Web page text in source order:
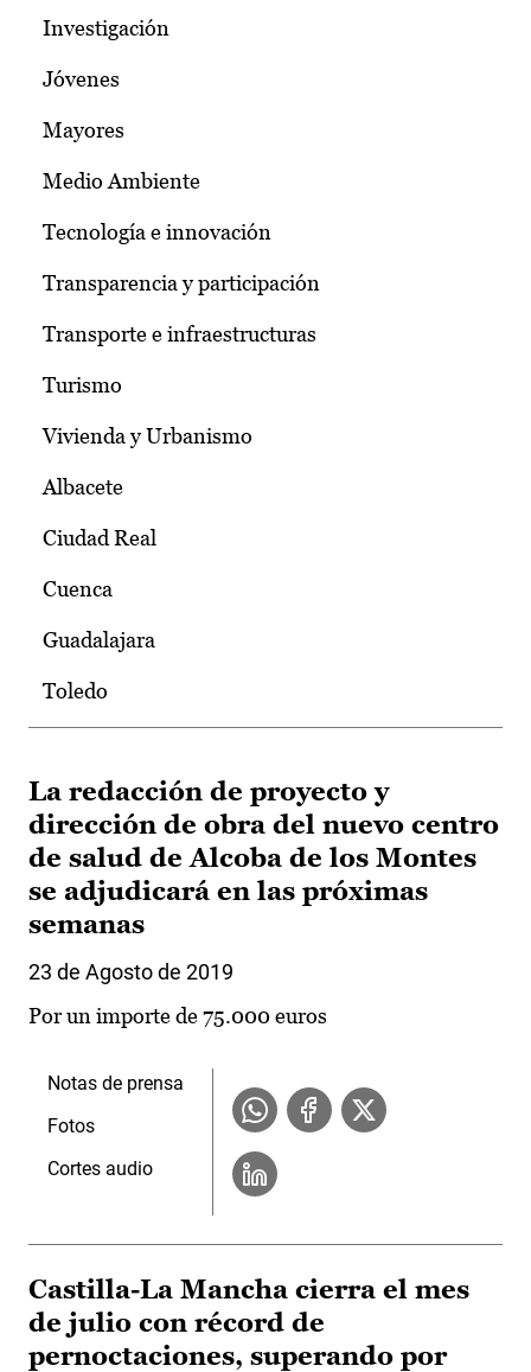
Investigación
Jóvenes
Mayores
Medio Ambiente
Tecnología e innovación
Transparencia y participación
Transporte e infraestructuras
Turismo
Vivienda y Urbanismo
Albacete
Ciudad Real
Cuenca
Guadalajara
Toledo
La redacción de proyecto y
dirección de obra del nuevo centro
de salud de Alcoba de los Montes
se adjudicará en las próximas
semanas
23 de Agosto de 2019
Por un importe de 75.000 euros
Notas de prensa
Fotos
Cortes audio
Castilla-La Mancha cierra el mes
de julio con récord de
pernoctaciones, superando por